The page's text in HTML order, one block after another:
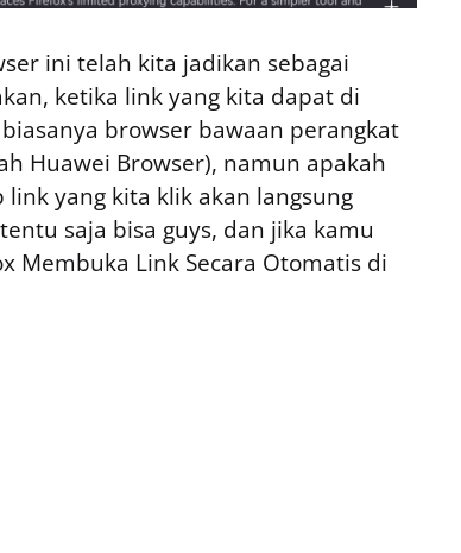
ini telah kita jadikan sebagai
ketika link yang kita dapat di
browser bawaan perangkat
Huawei Browser), namun apakah
yang kita klik akan langsung
saja bisa guys, dan jika kamu
Membuka Link Secara Otomatis di